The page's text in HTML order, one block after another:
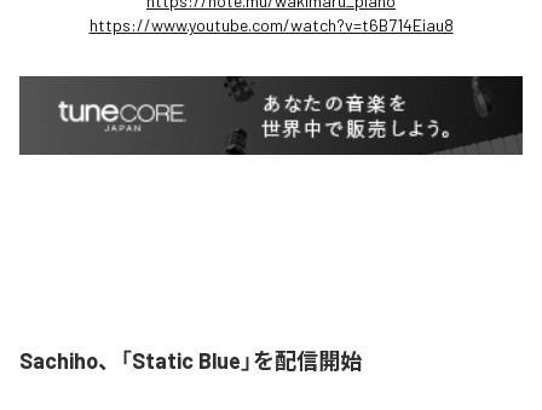
https://www.youtube.com/watch?v=t6B714Eiau8
Sachiho、「Static Blue」を配信開始